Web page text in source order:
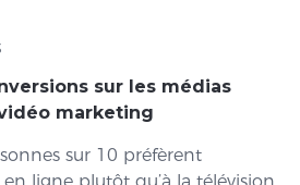
sur les médias
marketing
sur 10 préfèrent